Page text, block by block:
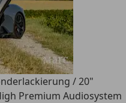
/ 20"
Premium Audiosystem